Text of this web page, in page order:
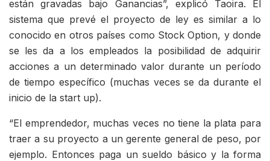
están gravadas bajo Ganancias”, explicó Taoira. El
sistema que prevé el proyecto de ley es similar a lo
conocido en otros países como Stock Option, y donde
se les da a los empleados la posibilidad de adquirir
acciones a un determinado valor durante un período
de tiempo específico (muchas veces se da durante el
inicio de la start up).
“El emprendedor, muchas veces no tiene la plata para
traer a su proyecto a un gerente general de peso, por
ejemplo. Entonces paga un sueldo básico y la forma